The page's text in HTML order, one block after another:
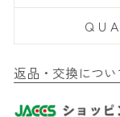
返品・交換につ